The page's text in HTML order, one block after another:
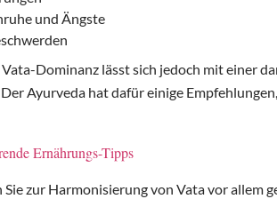
und Ängste
Dominanz lässt sich jedoch mit einer
Ayurveda hat dafür einige
Ernährungs-Tipps
Sie zur Harmonisierung von Vata vor allem